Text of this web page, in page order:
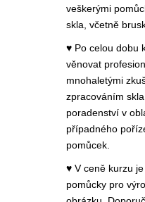
veškerými
skla, včetně
♥ Po celou dobu
věnovat
mnohaletými
zpracováním
poradenství v
případného
pomůcek.
♥ V ceně kurzu
pomůcky pro